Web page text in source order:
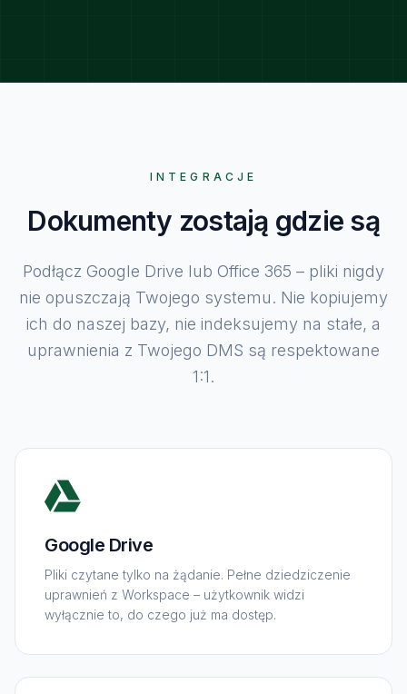
INTEGRACJE
Dokumenty zostają gdzie są
Podłącz Google Drive lub Office 365 – pliki nigdy
nie opuszczają Twojego systemu. Nie kopiujemy
ich do naszej bazy, nie indeksujemy na stałe, a
uprawnienia z Twojego DMS są respektowane
1:1.
Google Drive
Pliki czytane tylko na żądanie. Pełne dziedziczenie
uprawnień z Workspace – użytkownik widzi
wyłącznie to, do czego już ma dostęp.